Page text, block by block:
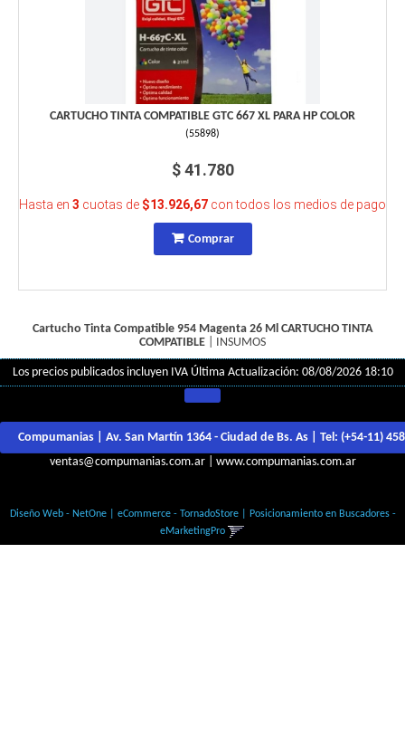
CARTUCHO TINTA COMPATIBLE GTC 667 XL PARA HP COLOR
(55898)
$ 41.780
Hasta en 3 cuotas de $13.926,67 con todos los medios de pago
Comprar
Cartucho Tinta Compatible 954 Magenta 26 Ml CARTUCHO TINTA
COMPATIBLE
INSUMOS
Los precios publicados incluyen IVA Última Actualización: 08/08/2026 18:10
Compumanias | Av. San Martín 1364 - Ciudad de Bs. As | Tel: (+54-11)
ventas@compumanias.com.ar| www.compumanias.com.ar
Diseño Web - NetOne| eCommerce - TornadoStore| Posicionamiento en Buscadores -
eMarketingPro